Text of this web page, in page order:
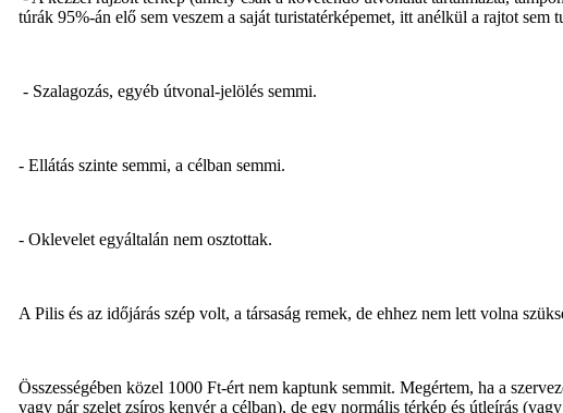
túrák 95%-án elő sem veszem a saját turistatérképemet, itt anélkül a rajtot sem
- Szalagozás, egyéb útvonal-jelölés semmi.
- Ellátás szinte semmi, a célban semmi.
- Oklevelet egyáltalán nem osztottak.
A Pilis és az időjárás szép volt, a társaság remek, de ehhez nem lett volna
Összességében közel 1000 Ft-ért nem kaptunk semmit. Megértem, ha a
vagy pár szelet zsíros kenyér a célban), de egy normális térkép és útleírás